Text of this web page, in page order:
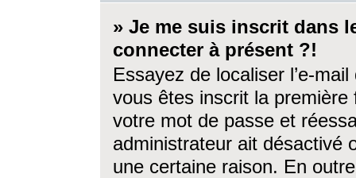
» Je me suis inscrit dans
connecter à présent ?!
Essayez de localiser l’e-
vous êtes inscrit la première
votre mot de passe et
administrateur ait désactivé
une certaine raison. En